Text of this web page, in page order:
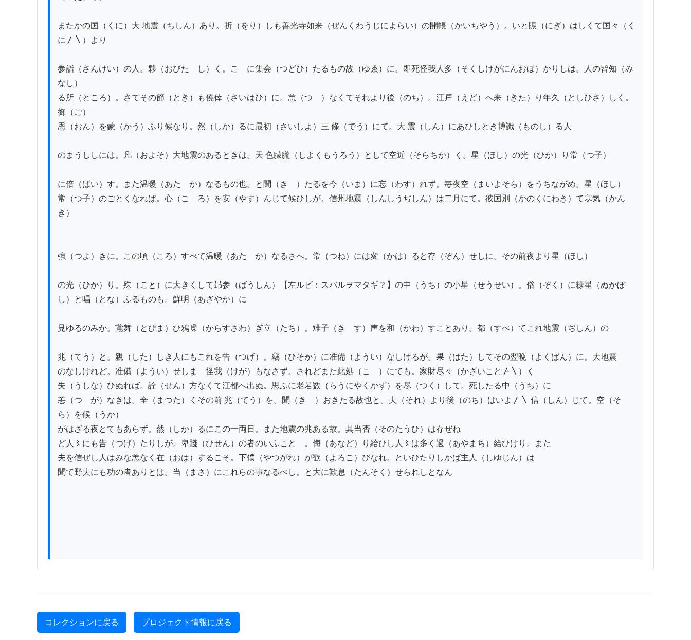
またかの国（くに）大 地震（ちしん）あり。折（をり）しも善光寺如来（ぜんくわうじによらい）の開帳（かいちやう）。いと賑（にぎ）はしくて国々（く
に〳〵）より
参詣（さんけい）の人。夥（おびたゝし）く。こゝに集会（つどひ）たるもの故（ゆゑ）に。即死怪我人多（そくしけがにんおほ）かりしは。人の皆知（み
なし）
る所（ところ）。さてその節（とき）も僥倖（さいはひ）に。恙（つゞ）なくてそれより後（のち）。江戸（えど）へ来（きた）り年久（としひさ）しく。
御（ご）
恩（おん）を蒙（かう）ふり候なり。然（しか）るに最初（さいしよ）三 條（でう）にて。大 震（しん）にあひしとき博識（ものし）る人
のまうししには。凡（およそ）大地震のあるときは。天 色朦朧（しよくもうろう）として空近（そらちか）く。星（ほし）の光（ひか）り常（つ子）
に倍（ばい）す。また温暖（あたゝか）なるもの也。と聞（きゝ）たるを今（いま）に忘（わす）れず。毎夜空（まいよそら）をうちながめ。星（ほし）
常（つ子）のごとくなれば。心（こゝろ）を安（やす）んじて候ひしが。信州地震（しんしうぢしん）は二月にて。彼国別（かのくにわき）て寒気（かん
き）
強（つよ）きに。この頃（ころ）すべて温暖（あたゝか）なるさへ。常（つね）には変（かは）ると存（ぞん）せしに。その前夜より星（ほし）
の光（ひか）り。殊（こと）に大きくして昻参（ばうしん）【左ルビ：スバルヲマタギ？】の中（うち）の小星（せうせい）。俗（ぞく）に糠星（ぬかぼ
し）と唱（とな）ふるものも。鮮明（あざやか）に
見ゆるのみか。鳶舞（とびま）ひ鴉噪（からすさわ）ぎ立（たち）。雉子（きゞす）声を和（かわ）すことあり。都（すべ）てこれ地震（ぢしん）の
兆（てう）と。親（した）しき人にもこれを告（つげ）。竊（ひそか）に准備（ようい）なしけるが。果（はた）してその翌晩（よくばん）に。大地震
のなしけれど。准備（ようい）せしまゝ怪我（けが）もなさず。されどまた此処（こゝ）にても。家財尽々（かざいこと〴〵）く
失（うしな）ひぬれば。詮（せん）方なくて江都へ出ぬ。思ふに老若数（らうにやくかず）を尽（つく）して。死したる中（うち）に
恙（つゝが）なきは。全（まつた）くその前 兆（てう）を。聞（きゝ）おきたる故也と。夫（それ）より後（のち）はいよ〳〵 信（しん）じて。空（そ
ら）を候（うか）
がはざる夜とてもあらず。然（しか）るにこの一両日。また地震の兆ある故。其当否（そのたうひ）は存ぜね
ど人〻にも告（つげ）たりしが。卑賤（ひせん）の者のいふことゝ。侮（あなど）り給ひし人〻は多く過（あやまち）給ひけり。また
夫を信ぜし人はみな恙なく在（おは）するこそ。下僕（やつがれ）が歓（よろこ）びなれ。といひたりしかば主人（しゆじん）は
聞て野夫にも功の者ありとは。当（まさ）にこれらの事なるべし。と大に歎息（たんそく）せられしとなん
コレクションに戻る プロジェクト情報に戻る